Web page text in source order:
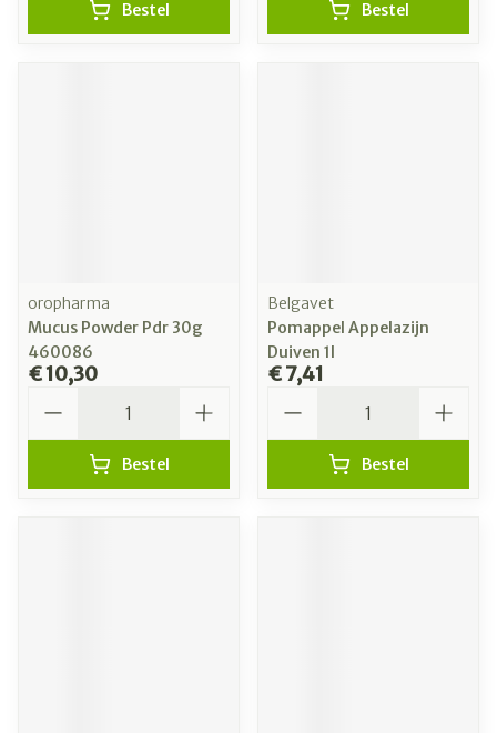
Bestel Bestel
oropharma
Mucus Powder Pdr 30g
460086
€ 10,30
Bestel
Belgavet
Pomappel Appelazijn
Duiven 1l
€ 7,41
Bestel